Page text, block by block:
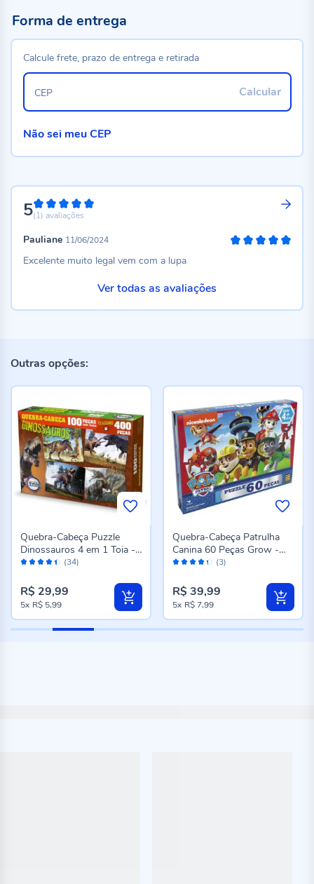
5100%
(1) avaliações
Pauliane 11/06/2024
Excelente muito legal vem com a lupa
Ver todas as avaliações
Forma de entrega
Calcule frete, prazo de entrega e retirada
Calcular
CEP
Não sei meu CEP
Outras opções:
Avaliação: (34)
Quebra-Cabeça Puzzle
Dinossauros 4 em 1 Toia -
12150
R$ 29,99
5x R$ 5,99
Avaliação: (3)
Quebra-Cabeça Patrulha
Canina 60 Peças Grow -
3352
R$ 39,99
5x R$ 7,99